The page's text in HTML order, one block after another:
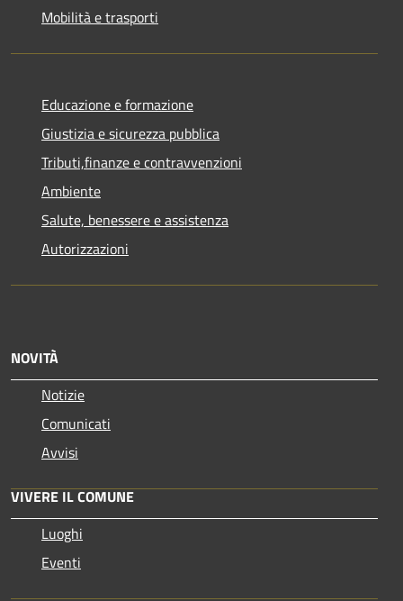
Mobilità e trasporti
Educazione e formazione
Giustizia e sicurezza pubblica
Tributi,finanze e contravvenzioni
Ambiente
Salute, benessere e assistenza
Autorizzazioni
NOVITÀ
Notizie
Comunicati
Avvisi
VIVERE IL COMUNE
Luoghi
Eventi